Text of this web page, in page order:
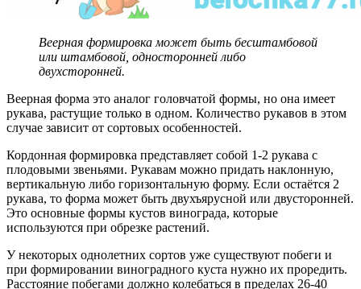
Веерная формировка может быть бесштамбовой
или штамбовой, односторонней либо
двухсторонней.
Веерная форма это аналог головчатой формы, но она имеет
рукава, растущие только в одном. Количество рукавов в этом
случае зависит от сортовых особенностей.
Кордонная формировка представляет собой 1-2 рукава с
плодовыми звеньями. Рукавам можно придать наклонную,
вертикальную либо горизонтальную форму. Если остаётся 2
рукава, то форма может быть двухъярусной или двусторонней.
Это основные формы кустов винограда, которые
используются при обрезке растений.
У некоторых однолетних сортов уже существуют побеги и
при формировании виноградного куста нужно их проредить.
Расстояние побегами должно колебаться в пределах 26-40